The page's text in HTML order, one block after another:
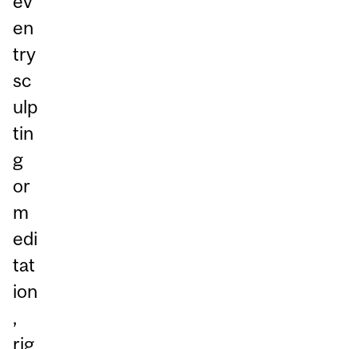
en
try
sc
ulp
tin
g
or
m
edi
tat
ion
,
rig